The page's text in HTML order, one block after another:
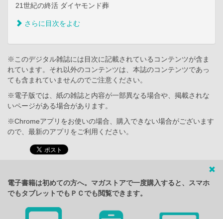
21世紀の終活 ダイヤモンド葬
さらに目次をよむ
※このデジタル雑誌には目次に記載されているコンテンツが含ま
れています。それ以外のコンテンツは、本誌のコンテンツであっ
ても含まれていませんのでご注意ください。
※電子版では、紙の雑誌と内容が一部異なる場合や、掲載されな
いページがある場合があります。
※Chromeアプリをお使いの場合、購入できない場合がございます
ので、最新のアプリをご利用ください。
電子書籍は初めての方へ。マガストアで一度購入すると、スマホ
でもタブレットでもＰＣでも閲覧できます。